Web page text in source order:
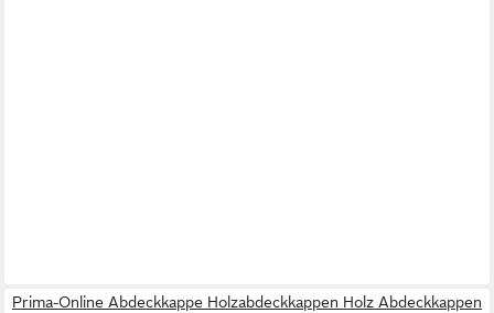
Prima-Online Abdeckkappe Holzabdeckkappen Holz Abdeckkappen